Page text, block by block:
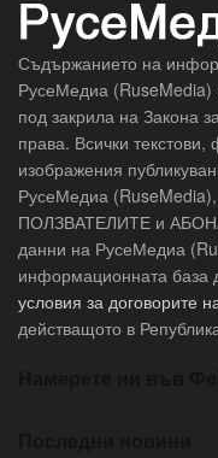
Съдържанието на
РусеМедиа (RuseMedia)
под закрила на Закона
права. Всички
изображения
РусеМедиа (RuseMedia),
ПОЛЗВАТЕЛИТЕ и
данни на РусеМедиа
информационната база
условия за договорите
действащото в